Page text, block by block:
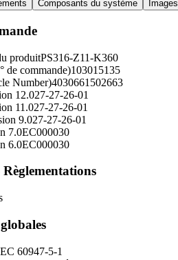
Composants du système Images
produitPS316-Z11-K360
de commande)103015135
Number)4030661502663
12.027-27-26-01
11.027-27-26-01
9.027-27-26-01
7.0EC000030
6.0EC000030
60947-5-1